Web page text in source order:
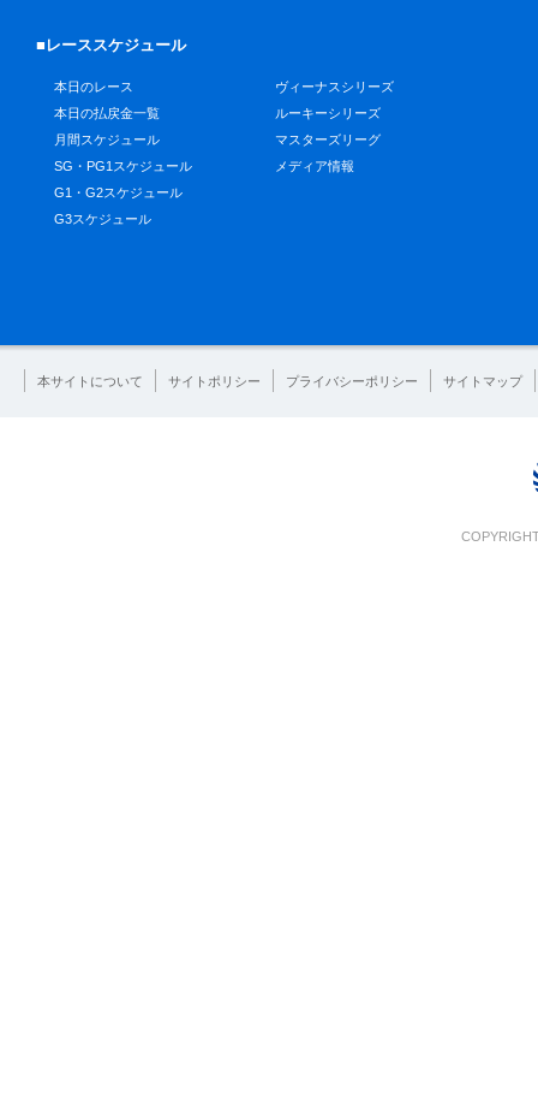
■レーススケジュール
本日のレース
本日の払戻金一覧
月間スケジュール
SG・PG1スケジュール
G1・G2スケジュール
G3スケジュール
ヴィーナスシリーズ
ルーキーシリーズ
マスターズリーグ
メディア情報
本サイトについて サイトポリシー プライバシーポリシー サイトマップ